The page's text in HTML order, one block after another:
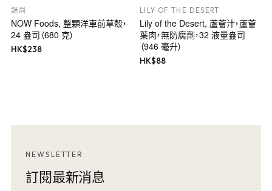
謎尚
NOW Foods, 整顆洋車前草殼，
24 盎司（680 克）
HK$238
LILY OF THE DESERT
Lily of the Desert, 蘆薈汁，蘆薈
葉肉，無防腐劑，32 液量盎司
（946 毫升）
HK$88
NEWSLETTER
訂閱最新消息